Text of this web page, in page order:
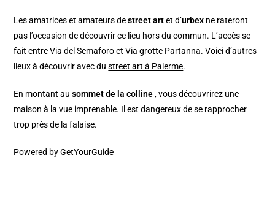
Les amatrices et amateurs destreet artet d’urbex ne rateront
pas l’occasion de découvrir ce lieu hors du commun. L’accès se
fait entre Via del Semaforo et Via grotte Partanna. Voici d’autres
lieux à découvrir avec dustreet art à Palerme.
En montant ausommet de la colline, vous découvrirez une
maison à la vue imprenable. Il est dangereux de se rapprocher
trop près de la falaise.
Powered byGetYourGuide